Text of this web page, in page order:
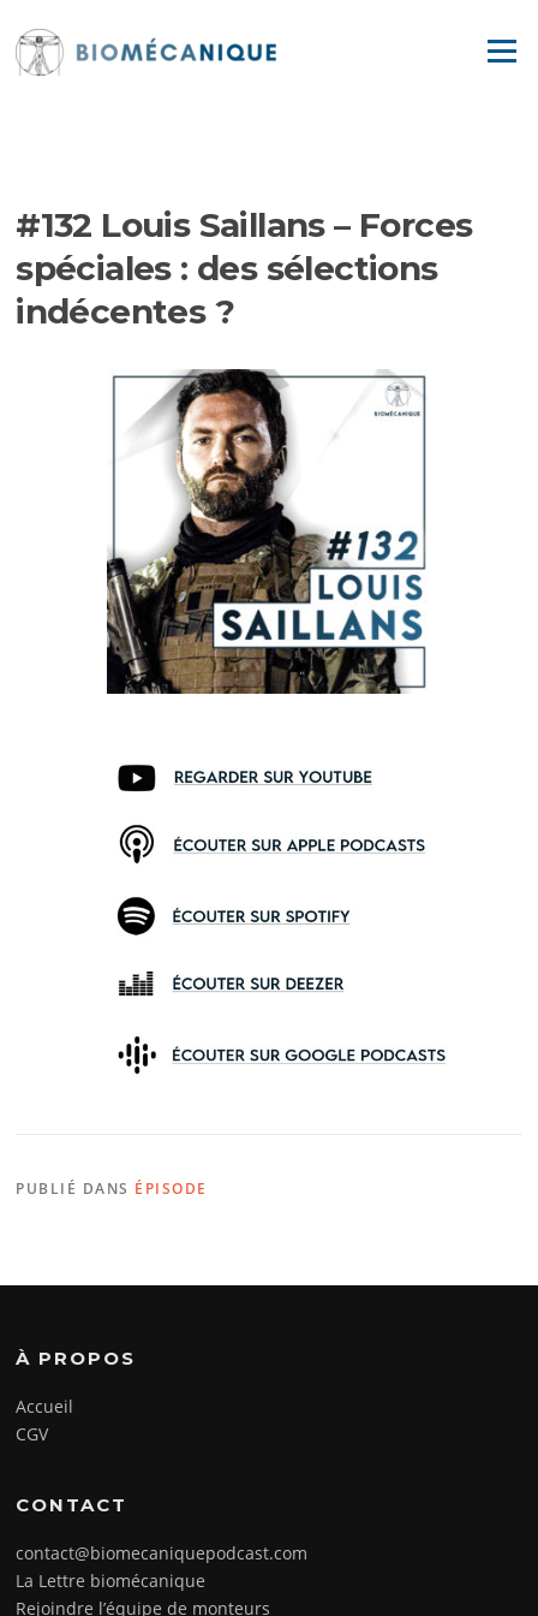
contenu
Menu
#132 Louis Saillans – Forces
spéciales : des sélections
indécentes ?
PUBLIÉ DANS ÉPISODE
À PROPOS
Accueil
CGV
CONTACT
contact@biomecaniquepodcast.com
La Lettre biomécanique
Rejoindre l’équipe de monteurs